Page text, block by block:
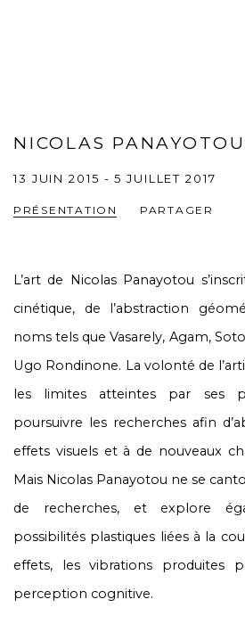
NICOLAS PANAYOTOU
13 JUIN 2015 - 5 JUILLET 2017
PRÉSENTATION PARTAGER
L’art de Nicolas Panayotou
cinétique, de l’abstraction
noms tels que Vasarely, Agam,
Ugo Rondinone. La volonté de
les limites atteintes par ses
poursuivre les recherches afin
effets visuels et à de nouveaux
Mais Nicolas Panayotou ne se
de recherches, et explore
possibilités plastiques liées à la
effets, les vibrations produites
perception cognitive.